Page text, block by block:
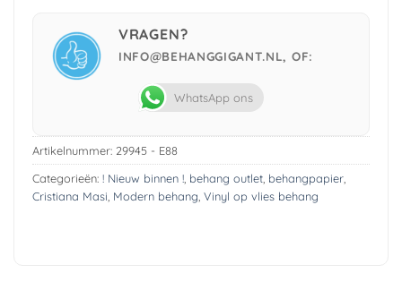
VRAGEN?
INFO@BEHANGGIGANT.NL, OF:
WhatsApp ons
Artikelnummer: 29945 - E88
Categorieën: ! Nieuw binnen !, behang outlet, behangpapier,
Cristiana Masi Modern behang Vinyl op vlies behang